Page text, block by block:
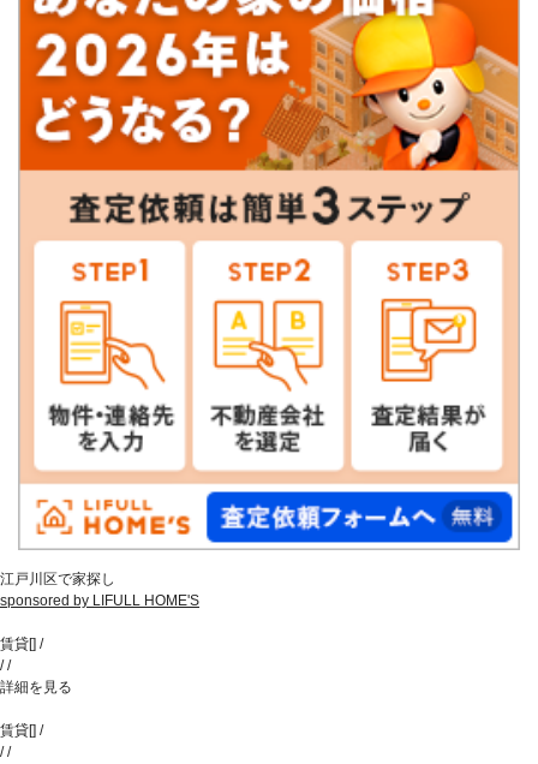
江戸川区で家探し
sponsored by LIFULL HOME'S
賃貸[] /
//
詳細を見る
賃貸[] /
//